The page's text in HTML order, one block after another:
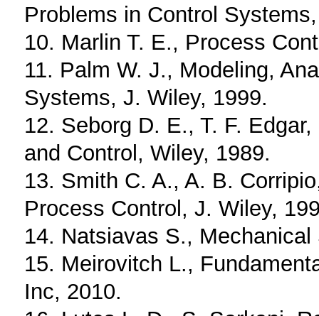
Problems in Control
10. Marlin T. E., Process
11. Palm W. J., Modeling,
Systems, J. Wiley, 1999.
12. Seborg D. E., T. F.
and Control, Wiley, 1989.
13. Smith C. A., A. B.
Process Control, J. Wiley,
14. Natsiavas S.,
15. Meirovitch L.,
Inc, 2010.